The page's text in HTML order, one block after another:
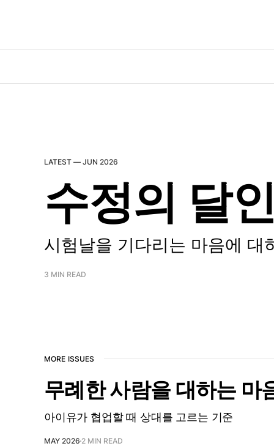
LATEST — JUN 2026
수정의 달
시험날을 기다리는 마음에 대
3 MIN READ
MORE ISSUES
무례한 사람을 대하는 마
아이유가 협업할 때 상대를 고르는 기준
MAY 2026 2 MIN READ